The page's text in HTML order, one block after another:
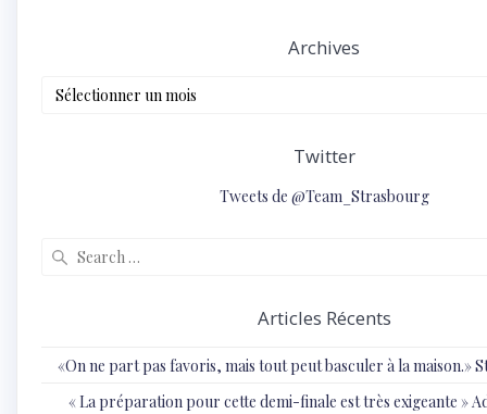
Archives
Twitter
Tweets de @Team_Strasbourg
Articles Récents
«On ne part pas favoris, mais tout peut basculer à la maison.»
« ⁠La préparation pour cette demi-finale est très exigeante »